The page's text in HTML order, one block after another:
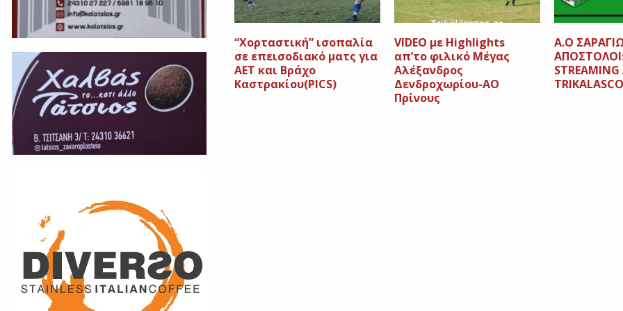
“Χορταστική” ισοπαλία
σε επεισοδιακό ματς για
ΑΕΤ και Βράχο
Καστρακίου(PICS)
VIDEO με Highlights
απ’το φιλικό Μέγας
Αλέξανδρος
Δενδροχωρίου-ΑΟ
Πρίνους
A.O
ΑΠΟΣΤΟΛΟΙ: